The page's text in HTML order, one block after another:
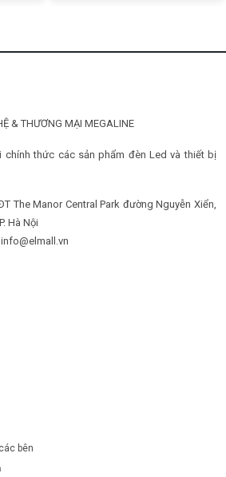
& THƯƠNG MẠI MEGALINE
chính thức các sản phẩm đèn Led và thiết bị
The Manor Central Park đường Nguyễn Xiển,
Hà Nội
bên